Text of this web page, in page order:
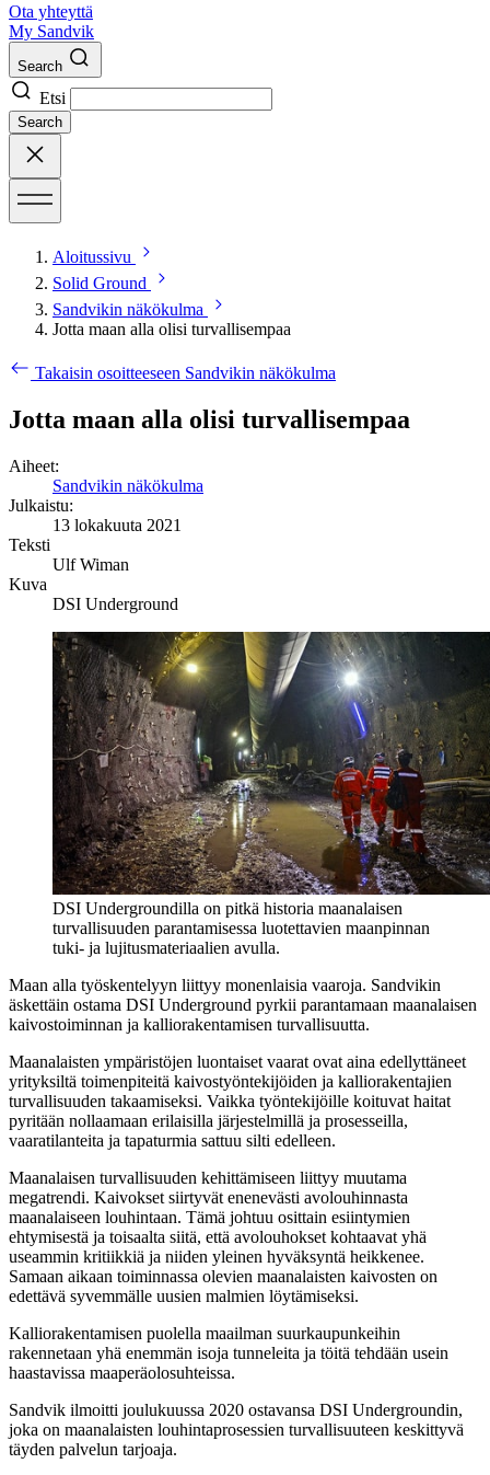
Ota yhteyttä
My Sandvik
Search
Etsi
Search
Aloitussivu
Solid Ground
Sandvikin näkökulma
Jotta maan alla olisi turvallisempaa
Takaisin osoitteeseen Sandvikin näkökulma
Jotta maan alla olisi turvallisempaa
Aiheet:
Sandvikin näkökulma
Julkaistu:
13 lokakuuta 2021
Teksti
Ulf Wiman
Kuva
DSI Underground
DSI Undergroundilla on pitkä historia maanalaisen
turvallisuuden parantamisessa luotettavien maanpinnan
tuki- ja lujitusmateriaalien avulla.
Maan alla työskentelyyn liittyy monenlaisia vaaroja. Sandvikin
äskettäin ostama DSI Underground pyrkii parantamaan maanalaisen
kaivostoiminnan ja kalliorakentamisen turvallisuutta.
Maanalaisten ympäristöjen luontaiset vaarat ovat aina edellyttäneet
yrityksiltä toimenpiteitä kaivostyöntekijöiden ja kalliorakentajien
turvallisuuden takaamiseksi. Vaikka työntekijöille koituvat haitat
pyritään nollaamaan erilaisilla järjestelmillä ja prosesseilla,
vaaratilanteita ja tapaturmia sattuu silti edelleen.
Maanalaisen turvallisuuden kehittämiseen liittyy muutama
megatrendi. Kaivokset siirtyvät enenevästi avolouhinnasta
maanalaiseen louhintaan. Tämä johtuu osittain esiintymien
ehtymisestä ja toisaalta siitä, että avolouhokset kohtaavat yhä
useammin kritiikkiä ja niiden yleinen hyväksyntä heikkenee.
Samaan aikaan toiminnassa olevien maanalaisten kaivosten on
edettävä syvemmälle uusien malmien löytämiseksi.
Kalliorakentamisen puolella maailman suurkaupunkeihin
rakennetaan yhä enemmän isoja tunneleita ja töitä tehdään usein
haastavissa maaperäolosuhteissa.
Sandvik ilmoitti joulukuussa 2020 ostavansa DSI Undergroundin,
joka on maanalaisten louhintaprosessien turvallisuuteen keskittyvä
täyden palvelun tarjoaja.